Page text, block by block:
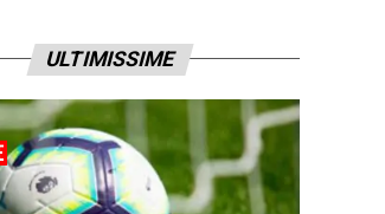
ULTIMISSIME